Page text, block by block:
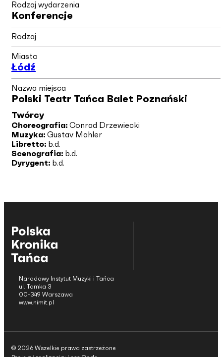
Rodzaj wydarzenia
Konferencje
Rodzaj
Miasto
Łódź
Nazwa miejsca
Polski Teatr Tańca Balet Poznański
Twórcy
Choreografia: Conrad Drzewiecki
Muzyka: Gustav Mahler
Libretto: b.d.
Scenografia: b.d.
Dyrygent: b.d.
Narodowy Instytut Muzyki i Tańca
ul. Tamka 3
00-349 Warszawa
www.nimit.pl
© 2026 Wszelkie prawa zastrzeżone